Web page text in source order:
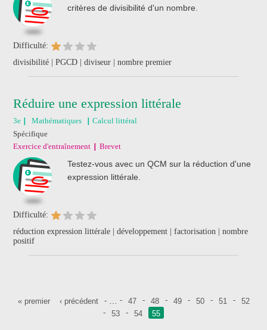
critères de divisibilité d'un nombre.
Difficulté:
divisibilité | PGCD | diviseur | nombre premier
Réduire une expression littérale
3e Mathématiques
Calcul littéral
Spécifique
Exercice d'entraînement
Brevet
Testez-vous avec un QCM sur la réduction d'une
expression littérale.
Difficulté:
réduction expression littérale | développement | factorisation | nombre
positif
Pages
« premier ‹ précédent 47 48 49 50 51
52
53
54 55